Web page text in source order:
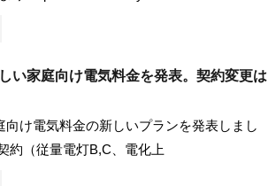
い家庭向け電気料金を発表。契約変更は
向け電気料金の新しいプランを発表しまし
約（従量電灯B,C、電化上